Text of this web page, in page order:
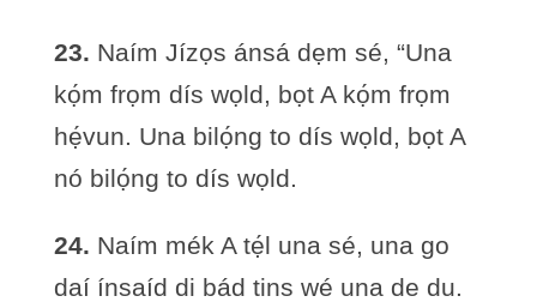
23. Naím Jízọs ánsá dẹm sé, “Una
kọ́m frọm dís wọld, bọt A kọ́m frọm
hẹ́vun. Una bilọ́ng to dís wọld, bọt A
nó bilọ́ng to dís wọld.
24. Naím mék A tẹ́l una sé, una go
daí ínsaíd di bád tins wé una de du.